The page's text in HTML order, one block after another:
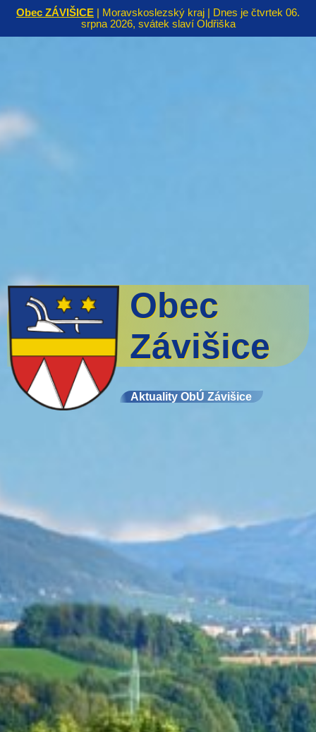
Obec ZÁVIŠICE | Moravskoslezský kraj | Dnes je čtvrtek 06.
srpna 2026, svátek slaví Oldřiška
Obec
Závišice
Aktuality ObÚ Závišice